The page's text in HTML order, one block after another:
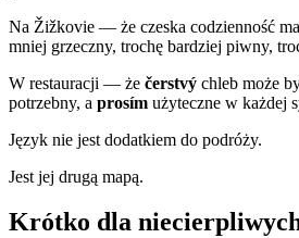
Na Žižkovie — że czeska codzienność
mniej grzeczny, trochę bardziej piwny,
W restauracji — że čerstvý chleb może
potrzebny, a prosím użyteczne w każdej
Język nie jest dodatkiem do podróży.
Jest jej drugą mapą.
Krótko dla